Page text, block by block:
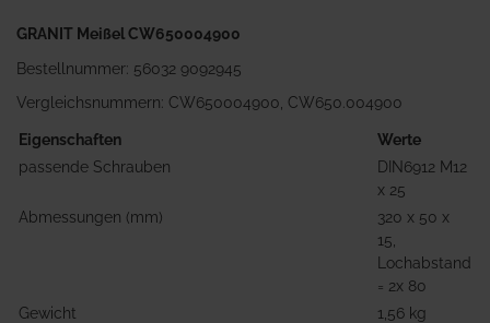
GRANIT Meißel CW650004900
Bestellnummer: 56032 9092945
Vergleichsnummern: CW650004900, CW650.004900
Eigenschaften
Werte
passende Schrauben
DIN6912 M12
x 25
Abmessungen (mm)
320 x 50 x
15,
Lochabstand
= 2x 80
Gewicht
1,56 kg